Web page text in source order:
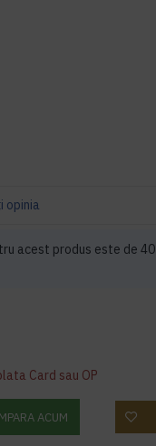
opinia
Card sau OP
ACUM
acest produs este de 40